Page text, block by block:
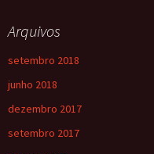
Arquivos
setembro 2018
junho 2018
dezembro 2017
setembro 2017